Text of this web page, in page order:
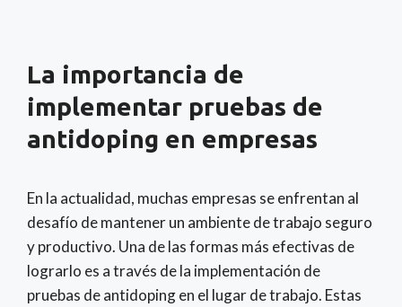
La importancia de
implementar pruebas de
antidoping en empresas
En la actualidad, muchas empresas se enfrentan al
desafío de mantener un ambiente de trabajo seguro
y productivo. Una de las formas más efectivas de
lograrlo es a través de la implementación de
pruebas de antidoping en el lugar de trabajo. Estas